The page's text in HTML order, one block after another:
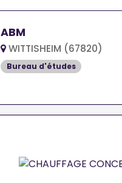
ABM
WITTISHEIM (67820)
Bureau d'études